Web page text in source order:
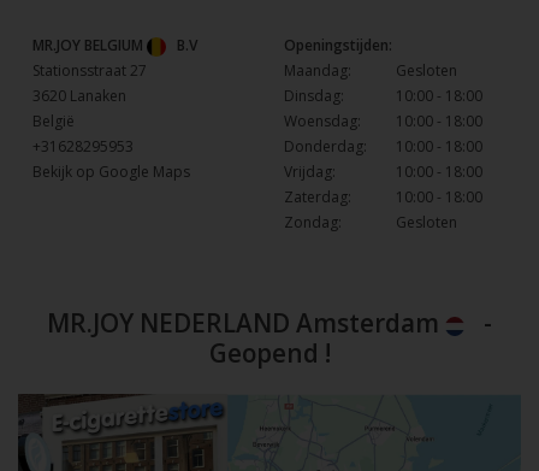
MR.JOY BELGIUM
B.V
Stationsstraat 27
3620 Lanaken
België
+31628295953
Bekijk op Google Maps
Openingstijden:
Maandag:
Gesloten
Dinsdag:
10:00 - 18:00
Woensdag:
10:00 - 18:00
Donderdag:
10:00 - 18:00
Vrijdag:
10:00 - 18:00
Zaterdag:
10:00 - 18:00
Zondag:
Gesloten
MR.JOY NEDERLAND Amsterdam
-
Geopend !